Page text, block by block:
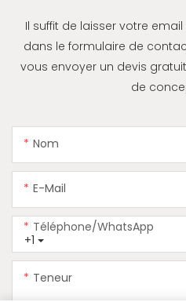
Il suffit de laisser votre
dans le formulaire de
vous envoyer un devis
de
Nom
E-Mail
+1
Téléphone/WhatsApp
Teneur